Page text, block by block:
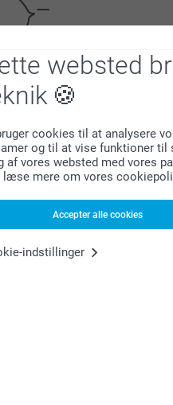
websted
cookies til at analysere
og til at vise funktioner til
af vores websted med vores
læse mere om vores
Accepter alle cookies
indstillinger
dine køb
inspiration?